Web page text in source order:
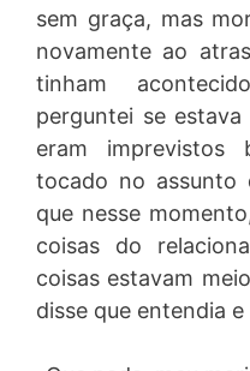
sem graça, mas
novamente ao
tinham
perguntei se
eram imprevistos
tocado no assunto
que nesse
coisas do
coisas estavam
disse que entendia e